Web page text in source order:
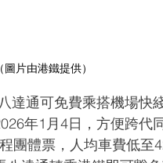
（圖片由港鐵提供）
達通可免費乘搭機場快
年1月4日，方便跨代
團體票，人均車費低至